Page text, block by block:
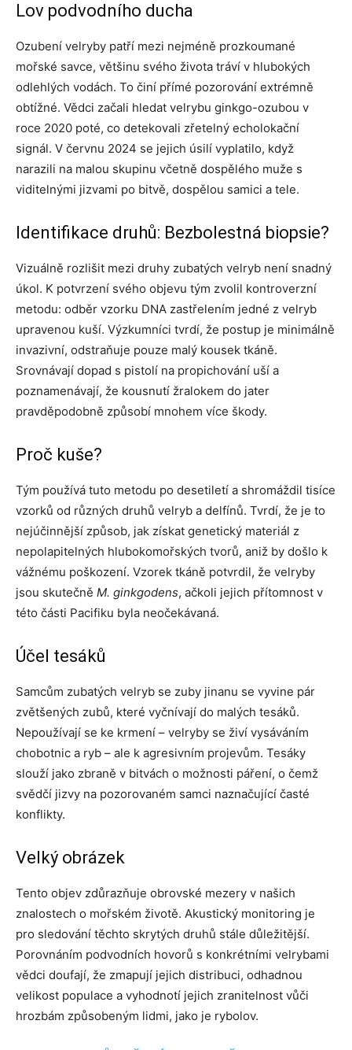
Lov podvodního ducha
Ozubení velryby patří mezi nejméně prozkoumané
mořské savce, většinu svého života tráví v hlubokých
odlehlých vodách. To činí přímé pozorování extrémně
obtížné. Vědci začali hledat velrybu ginkgo-ozubou v
roce 2020 poté, co detekovali zřetelný echolokační
signál. V červnu 2024 se jejich úsilí vyplatilo, když
narazili na malou skupinu včetně dospělého muže s
viditelnými jizvami po bitvě, dospělou samici a tele.
Identifikace druhů: Bezbolestná biopsie?
Vizuálně rozlišit mezi druhy zubatých velryb není snadný
úkol. K potvrzení svého objevu tým zvolil kontroverzní
metodu: odběr vzorku DNA zastřelením jedné z velryb
upravenou kuší. Výzkumníci tvrdí, že postup je minimálně
invazivní, odstraňuje pouze malý kousek tkáně.
Srovnávají dopad s pistolí na propichování uší a
poznamenávají, že kousnutí žralokem do jater
pravděpodobně způsobí mnohem více škody.
Proč kuše?
Tým používá tuto metodu po desetiletí a shromáždil tisíce
vzorků od různých druhů velryb a delfínů. Tvrdí, že je to
nejúčinnější způsob, jak získat genetický materiál z
nepolapitelných hlubokomořských tvorů, aniž by došlo k
vážnému poškození. Vzorek tkáně potvrdil, že velryby
jsou skutečně M. ginkgodens, ačkoli jejich přítomnost v
této části Pacifiku byla neočekávaná.
Účel tesáků
Samcům zubatých velryb se zuby jinanu se vyvine pár
zvětšených zubů, které vyčnívají do malých tesáků.
Nepoužívají se ke krmení – velryby se živí vysáváním
chobotnic a ryb – ale k agresivním projevům. Tesáky
slouží jako zbraně v bitvách o možnosti páření, o čemž
svědčí jizvy na pozorovaném samci naznačující časté
konflikty.
Velký obrázek
Tento objev zdůrazňuje obrovské mezery v našich
znalostech o mořském životě. Akustický monitoring je
pro sledování těchto skrytých druhů stále důležitější.
Porovnáním podvodních hovorů s konkrétními velrybami
vědci doufají, že zmapují jejich distribuci, odhadnou
velikost populace a vyhodnotí jejich zranitelnost vůči
hrozbám způsobeným lidmi, jako je rybolov.